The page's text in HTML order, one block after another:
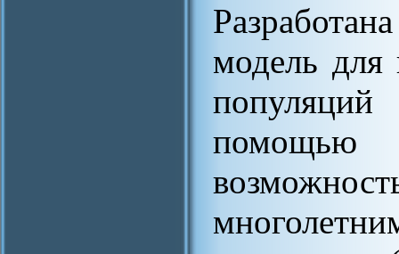
модель для
помощью